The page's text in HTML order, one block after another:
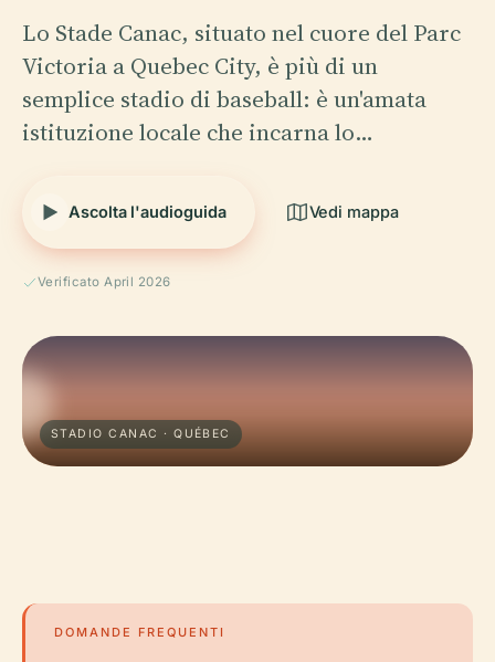
Lo Stade Canac, situato nel cuore del Parc
Victoria a Quebec City, è più di un
semplice stadio di baseball: è un'amata
istituzione locale che incarna lo…
Ascolta l'audioguida Vedi mappa
Verificato April 2026
STADIO CANAC · QUÉBEC
DOMANDE FREQUENTI